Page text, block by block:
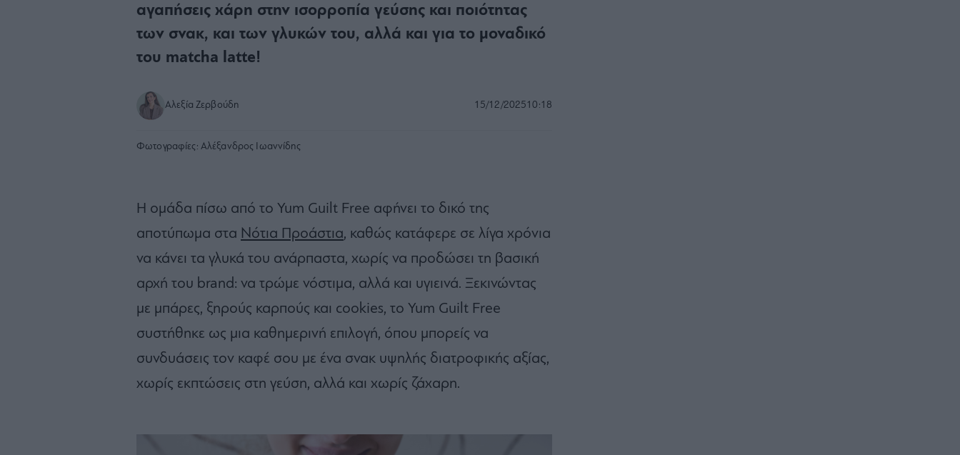
αγαπήσεις χάρη στην ισορροπία γεύσης και ποιότητας
των σνακ, και των γλυκών του, αλλά και για το μοναδικό
του matcha latte!
Αλεξία Ζερβούδη 15/12/202510:18
Φωτογραφίες: Αλέξανδρος Ιωαννίδης
Η ομάδα πίσω από το Yum Guilt Free αφήνει το δικό της
αποτύπωμα στα Νότια Προάστια, καθώς κατάφερε σε λίγα χρόνια
να κάνει τα γλυκά του ανάρπαστα, χωρίς να προδώσει τη βασική
αρχή του brand: να τρώμε νόστιμα, αλλά και υγιεινά. Ξεκινώντας
με μπάρες, ξηρούς καρπούς και cookies, το Yum Guilt Free
συστήθηκε ως μια καθημερινή επιλογή, όπου μπορείς να
συνδυάσεις τον καφέ σου με ένα σνακ υψηλής διατροφικής αξίας,
χωρίς εκπτώσεις στη γεύση, αλλά και χωρίς ζάχαρη.